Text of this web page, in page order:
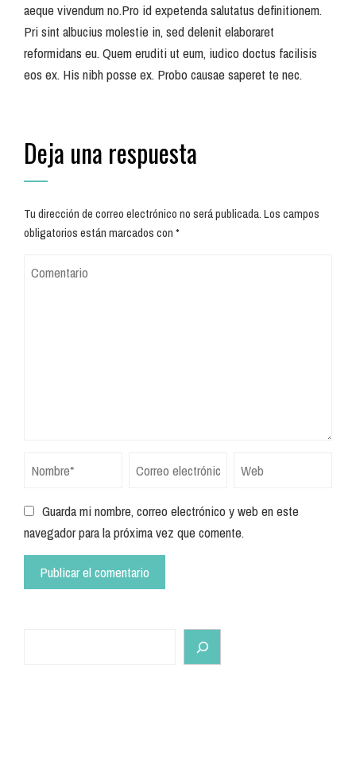
aeque vivendum no.Pro id expetenda salutatus definitionem.
Pri sint albucius molestie in, sed delenit elaboraret
reformidans eu. Quem eruditi ut eum, iudico doctus facilisis
eos ex. His nibh posse ex. Probo causae saperet te nec.
Deja una respuesta
Tu dirección de correo electrónico no será publicada.Los campos
obligatorios están marcados con*
Guarda mi nombre, correo electrónico y web en este
navegador para la próxima vez que comente.